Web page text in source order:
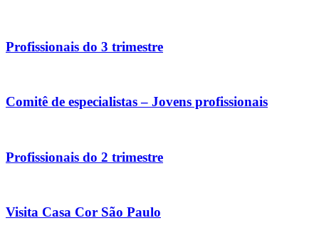
Profissionais do 3 trimestre
Comitê de especialistas – Jovens profissionais
Profissionais do 2 trimestre
Visita Casa Cor São Paulo